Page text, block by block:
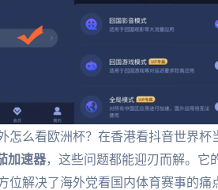
么看欧洲杯？在香港看抖音世界杯
加速器，这些问题都能迎刃而解。它
位解决了海外党看国内体育赛事的